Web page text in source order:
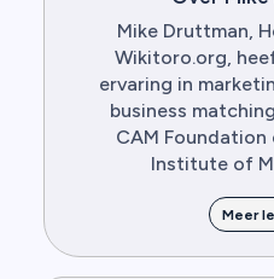
Mike Druttman,
Wikitoro.org,
ervaring in
business
CAM
Institute of
Meer